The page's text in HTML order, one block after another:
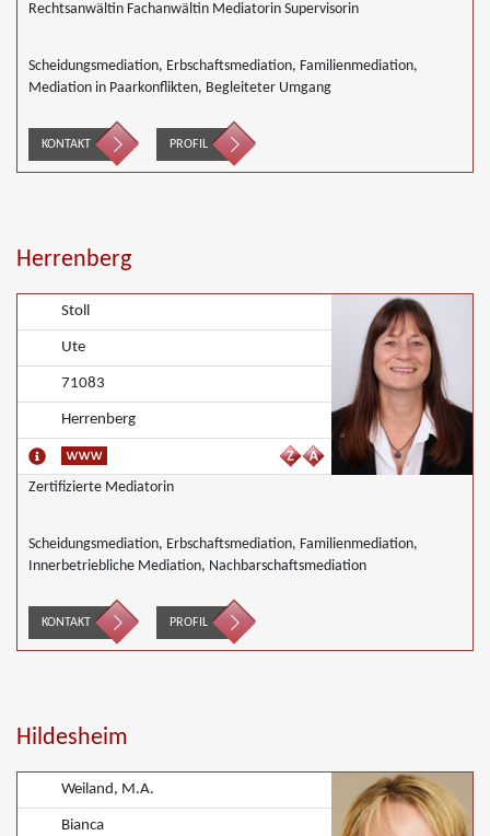
Rechtsanwältin Fachanwältin Mediatorin Supervisorin
Scheidungsmediation, Erbschaftsmediation, Familienmediation,
Mediation in Paarkonflikten, Begleiteter Umgang
KONTAKT PROFIL
Herrenberg
Stoll
Ute
71083
Herrenberg
Zertifizierte Mediatorin
Scheidungsmediation, Erbschaftsmediation, Familienmediation,
Innerbetriebliche Mediation, Nachbarschaftsmediation
KONTAKT PROFIL
Hildesheim
Weiland, M.A.
Bianca